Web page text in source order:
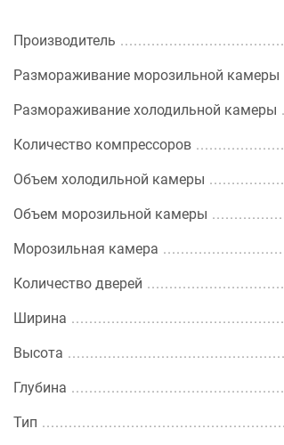
Производитель
Размораживание морозильной камеры
Размораживание холодильной камеры
Количество компрессоров
Объем холодильной камеры
Объем морозильной камеры
Морозильная камера
Количество дверей
Ширина
Высота
Глубина
Тип